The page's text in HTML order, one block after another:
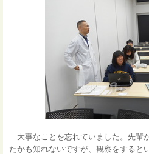
大事なことを忘れていました。先輩
たかも知れないですが、観察をすると